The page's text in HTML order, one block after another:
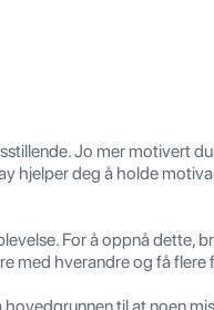
Jo mer motivert
hjelper deg å holde
For å oppnå dette,
med hverandre og få flere
til at noen